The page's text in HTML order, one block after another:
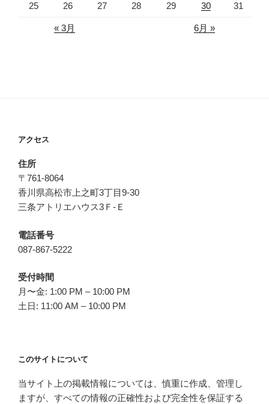
25 26 27 28 29 30 31
« 3月 6月 »
アクセス
住所
〒761-8064
香川県高松市上之町3丁目9-30
三条アトリエハウス3Ｆ-Ｅ
電話番号
087-867-5222
受付時間
月〜金: 1:00 PM – 10:00 PM
土日: 11:00 AM – 10:00 PM
このサイトについて
当サイト上の掲載情報については、慎重に作成、管理し
ますが、すべての情報の正確性および完全性を保証する